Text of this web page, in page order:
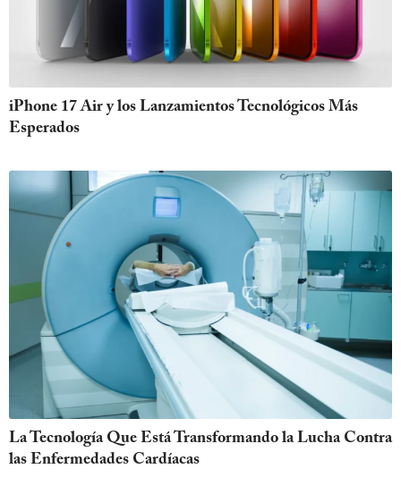
iPhone 17 Air y los Lanzamientos Tecnológicos Más
Esperados
La Tecnología Que Está Transformando la Lucha Contra
las Enfermedades Cardíacas